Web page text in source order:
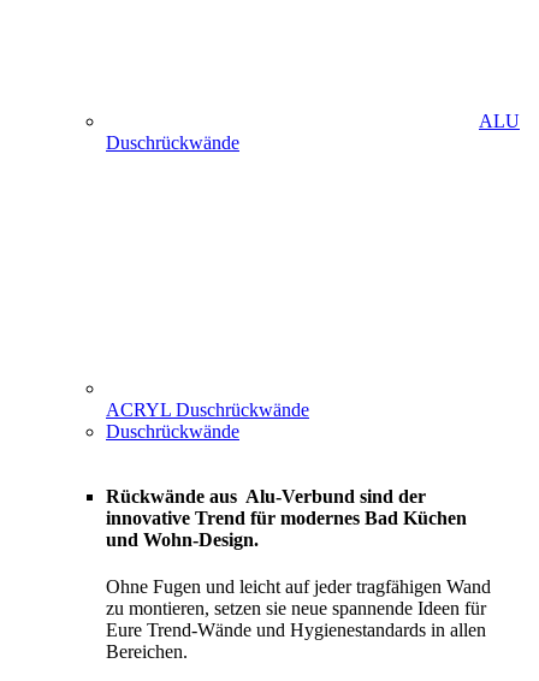
ALU
Duschrückwände
ACRYL Duschrückwände
Duschrückwände
Rückwände aus Alu-Verbund sind der
innovative Trend für modernes Bad Küchen
und Wohn-Design.
Ohne Fugen und leicht auf jeder tragfähigen Wand
zu montieren, setzen sie neue spannende Ideen für
Eure Trend-Wände und Hygienestandards in allen
Bereichen.